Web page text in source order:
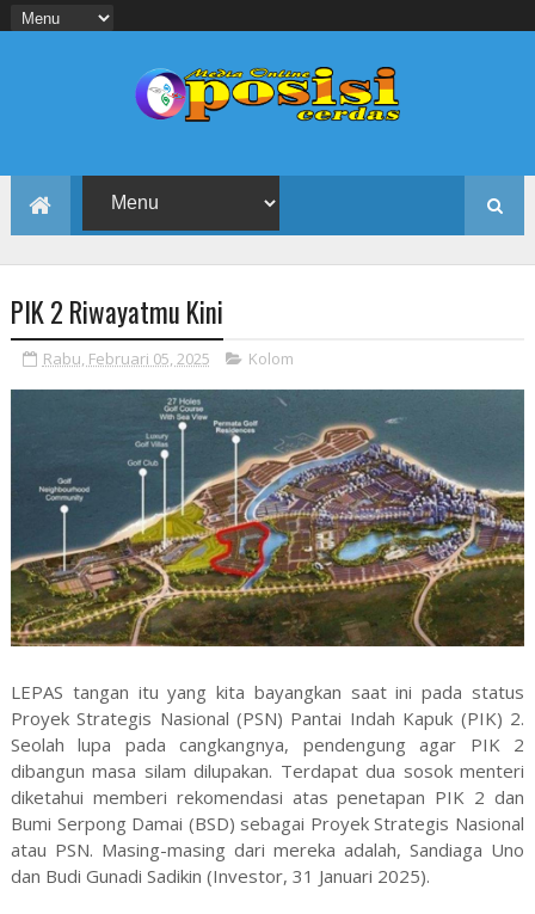
PIK 2 Riwayatmu Kini
Rabu, Februari 05, 2025 Kolom
LEPAS tangan itu yang kita bayangkan saat ini pada status
Proyek Strategis Nasional (PSN) Pantai Indah Kapuk (PIK) 2.
Seolah lupa pada cangkangnya, pendengung agar PIK 2
dibangun masa silam dilupakan. Terdapat dua sosok menteri
diketahui memberi rekomendasi atas penetapan PIK 2 dan
Bumi Serpong Damai (BSD) sebagai Proyek Strategis Nasional
atau PSN. Masing-masing dari mereka adalah, Sandiaga Uno
dan Budi Gunadi Sadikin (Investor, 31 Januari 2025).